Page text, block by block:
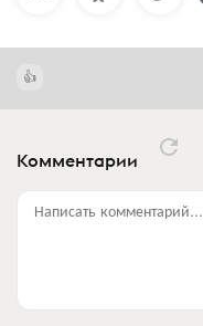
Комментарии
Написать комментарий...